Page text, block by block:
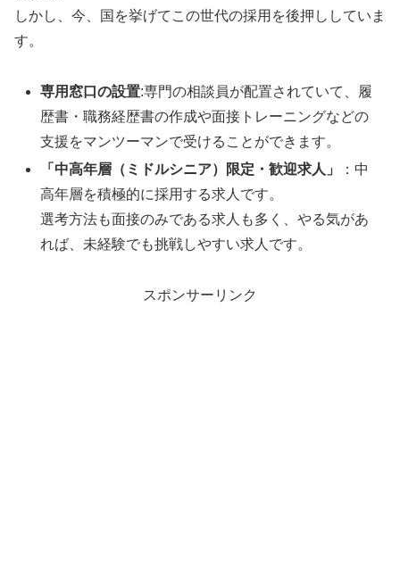
しかし、今、国を挙げてこの世代の採用を後押ししていま
す。
専用窓口の設置:専門の相談員が配置されていて、履
歴書・職務経歴書の作成や面接トレーニングなどの
支援をマンツーマンで受けることができます。
「中高年層（ミドルシニア）限定・歓迎求人」
：中
高年層を積極的に採用する求人です。
選考方法も面接のみである求人も多く、やる気があ
れば、未経験でも挑戦しやすい求人です。
スポンサーリンク